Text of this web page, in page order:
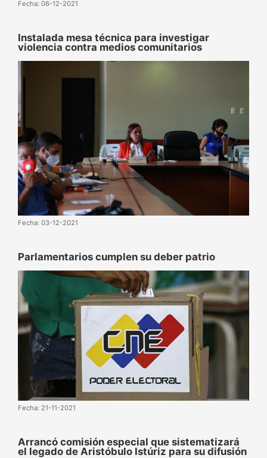
Fecha: 06-12-2021
Instalada mesa técnica para investigar
violencia contra medios comunitarios
Fecha: 03-12-2021
Parlamentarios cumplen su deber patrio
Fecha: 21-11-2021
Arrancó comisión especial que sistematizará
el legado de Aristóbulo Istúriz para su difusión